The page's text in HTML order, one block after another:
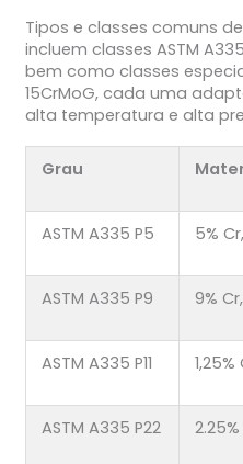
Tipos e classes comuns
incluem classes ASTM A335
bem como classes
15CrMoG, cada uma
alta temperatura e alta
Grau
ASTM A335 P5 5%
ASTM A335 P9 9%
ASTM A335 P11
ASTM A335 P22 2.25%